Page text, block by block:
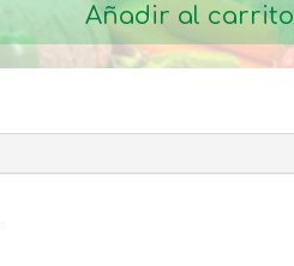
Añadir al carrito